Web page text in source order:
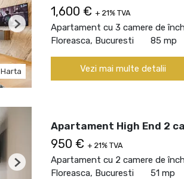
Harta
Next
1,600 € + 21% TVA
Apartament cu 3 camere de
Floreasca, Bucuresti
85 mp
Vezi mai multe detalii
Next
Apartament High End 2
950 € + 21% TVA
Apartament cu 2 camere de
Floreasca, Bucuresti
51 mp